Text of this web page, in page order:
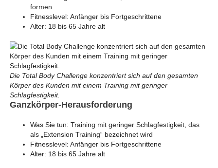
formen
Fitnesslevel: Anfänger bis Fortgeschrittene
Alter: 18 bis 65 Jahre alt
Die Total Body Challenge konzentriert sich auf den gesamten
Körper des Kunden mit einem Training mit geringer
Schlagfestigkeit.
Ganzkörper-Herausforderung
Was Sie tun: Training mit geringer Schlagfestigkeit, das
als „Extension Training“ bezeichnet wird
Fitnesslevel: Anfänger bis Fortgeschrittene
Alter: 18 bis 65 Jahre alt